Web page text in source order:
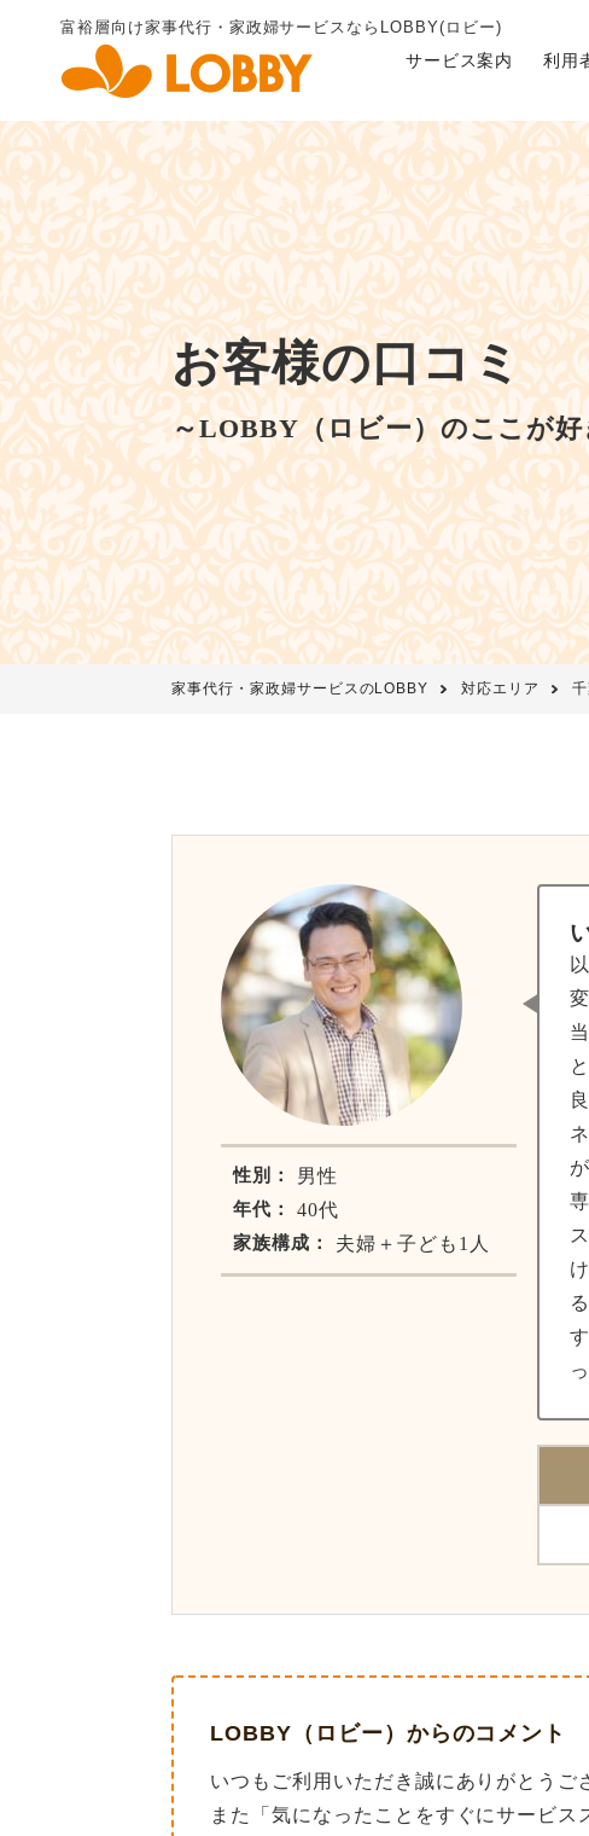
富裕層向け家事代行・家政婦サービスならLOBBY(ロビー)
サービス案内 利用
お客様の口コミ
～LOBBY（ロビー）のここが好
家事代行・家政婦サービスのLOBBY 対応エリア
性別： 男性
年代： 40代
家族構成： 夫婦＋子ども1人
LOBBY（ロビー）からのコメント
いつもご利用いただき誠にありがとうご
また「気になったことをすぐにサービ